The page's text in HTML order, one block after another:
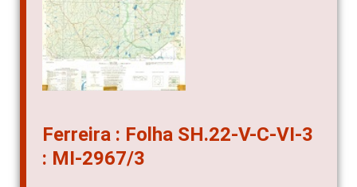
Ferreira : Folha SH.22-V-C-VI-3
: MI-2967/3